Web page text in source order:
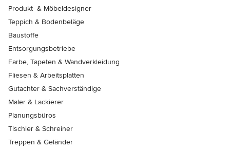
Produkt- & Möbeldesigner
Teppich & Bodenbeläge
Baustoffe
Entsorgungsbetriebe
Farbe, Tapeten & Wandverkleidung
Fliesen & Arbeitsplatten
Gutachter & Sachverständige
Maler & Lackierer
Planungsbüros
Tischler & Schreiner
Treppen & Geländer